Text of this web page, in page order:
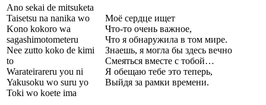
Ano sekai de mitsuketa
Taisetsu na nanika wo
Kono kokoro wa
sagashimotometeru
Nee zutto koko de kimi
to
Warateirareru you ni
Yakusoku wo suru yo
Toki wo koete ima
Моё сердце ищет
Что-то очень важное,
Что я обнаружила в том мире.
Знаешь, я могла бы здесь вечно
Смеяться вместе с тобой…
Я обещаю тебе это теперь,
Выйдя за рамки времени.